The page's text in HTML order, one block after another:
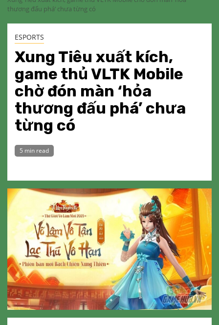
thương đấu phá’ chưa từng có
ESPORTS
Xung Tiêu xuất kích,
game thủ VLTK Mobile
chờ đón màn ‘hỏa
thương đấu phá’ chưa
từng có
5 min read